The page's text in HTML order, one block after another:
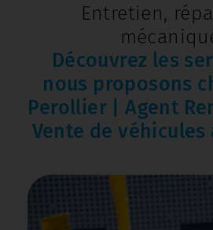
Entretien,
Découvrez les
nous proposons
Perollier | Agent
Vente de véhicules